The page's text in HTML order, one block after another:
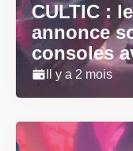
CULTIC :
annonce
consoles
Il y a 2 mois